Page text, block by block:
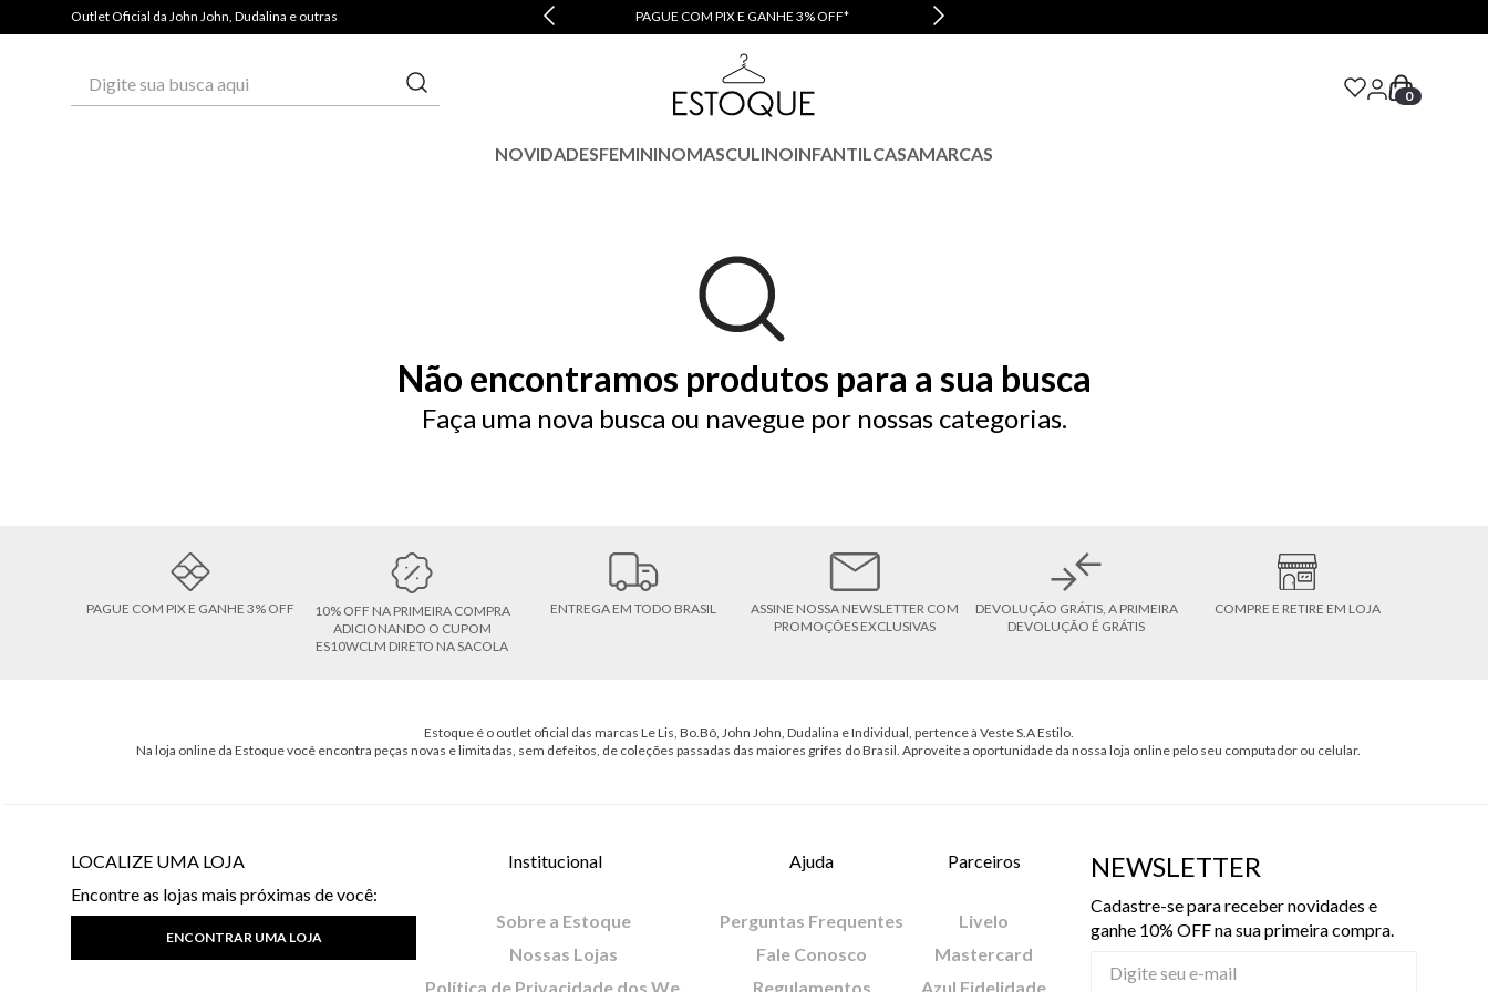
Outlet Oficial da John John, Dudalina e outras PAGUE COM PIX E GANHE 3% OFF*
0
NOVIDADESFEMININOMASCULINOINFANTILCASAMARCAS
Não encontramos produtos para a sua busca
Faça uma nova busca ou navegue por nossas categorias.
PAGUE COM PIX E GANHE 3% OFF
10% OFF NA PRIMEIRA COMPRA
ADICIONANDO O CUPOM
ES10WCLM DIRETO NA SACOLA
ENTREGA EM TODO BRASIL
ASSINE NOSSA NEWSLETTER COM
PROMOÇÕES EXCLUSIVAS
DEVOLUÇÃO GRÁTIS, A PRIMEIRA
DEVOLUÇÃO É GRÁTIS
COMPRE E RETIRE EM LOJA
Estoque é o outlet oficial das marcas Le Lis, Bo.Bô, John John, Dudalina e Individual, pertence à Veste S.A Estilo.
Na loja online da Estoque você encontra peças novas e limitadas, sem defeitos, de coleções passadas das maiores grifes do Brasil. Aproveite a oportunidade da nossa loja online pelo seu computador ou celular.
LOCALIZE UMA LOJA
Encontre as lojas mais próximas de você:
ENCONTRAR UMA LOJA
Institucional
Sobre a Estoque
Nossas Lojas
Ajuda
Perguntas Frequentes
Fale Conosco
Regulamentos
Parceiros
Livelo
Mastercard
Azul Fidelidade
NEWSLETTER
Cadastre-se para receber novidades e
ganhe 10% OFF na sua primeira compra.